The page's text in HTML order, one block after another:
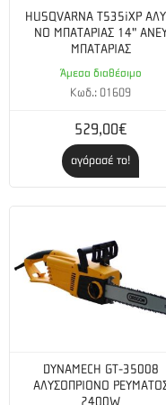
Ανθεκτικά στο χρόνο
Κατάλληλα και για
HUSQVARNA Τ535iXP
ΝΟ ΜΠΑΤΑΡΙΑΣ 14"
ΜΠΑΤΑΡΙΑΣ
Άμεσα διαθέσιμο
Κωδ.: 01609
529,00€
αγόρασέ το!
DYNAMECH GT-35008
ΑΛΥΣΟΠΡΙΟΝΟ
2400W